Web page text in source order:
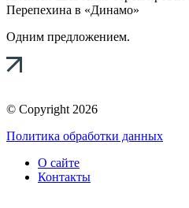
Перепехина в «Динамо»
Одним предложением.
© Copyright 2026
Политика обработки данных
О сайте
Контакты